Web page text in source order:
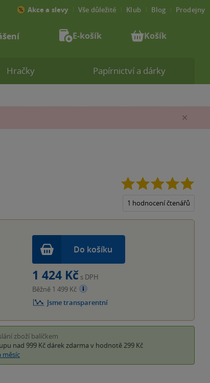
1 hodnocení čtenářů
Do košíku
1 424 Kč s DPH
Běžně 1 499 Kč
Jsme transparentní
zboží balíčkem
nad 999 Kč dárek zdarma v hodnotě 299 Kč
měsíc
Hračky Papírnictví a dárky
Akce a slevy Vše důležité Klub Blog Prodejny
E-košík Košík